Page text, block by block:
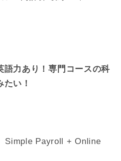
語力あり！専門コースの科
い！
Payroll + Online